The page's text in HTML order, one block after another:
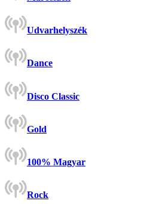
Udvarhelyszék
Dance
Disco Classic
Gold
100% Magyar
Rock